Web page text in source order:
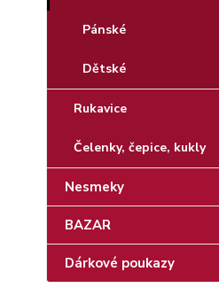
Pánské
Dětské
Rukavice
Čelenky, čepice, kukly
Nesmeky
BAZAR
Dárkové poukazy